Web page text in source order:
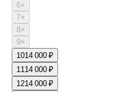
6×
7×
8×
9×
1014 000 ₽
1114 000 ₽
1214 000 ₽